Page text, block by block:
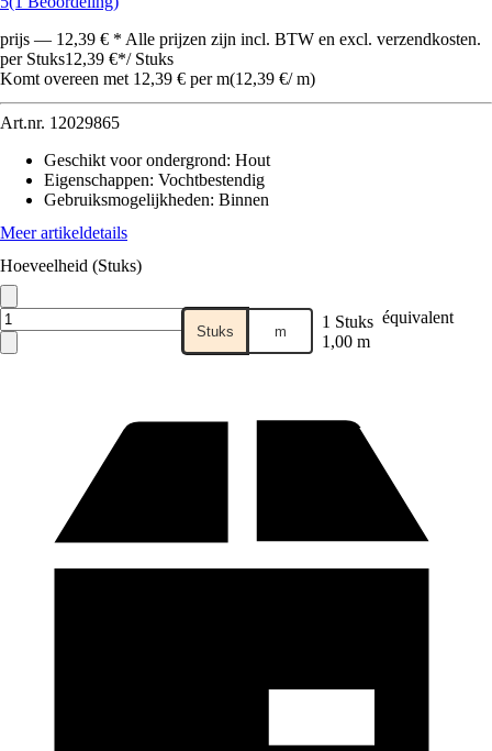
prijs — 12,39 € * Alle prijzen zijn incl. BTW en excl. verzendkosten.
per Stuks12,39 €*/ Stuks
Komt overeen met 12,39 € per m(12,39 €/ m)
Art.nr. 12029865
Geschikt voor ondergrond: Hout
Eigenschappen: Vochtbestendig
Gebruiksmogelijkheden: Binnen
Meer artikeldetails
Hoeveelheid (Stuks)
Stuks m 1 Stuks équivalent
1,00 m